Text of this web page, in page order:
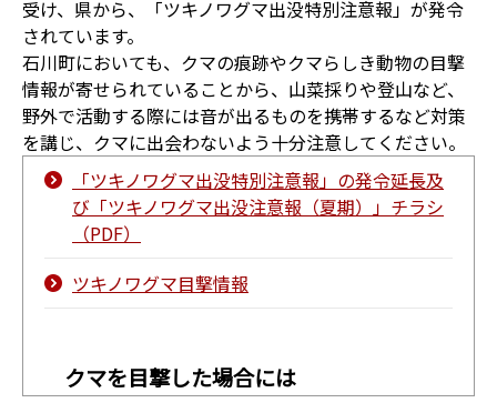
受け、県から、「ツキノワグマ出没特別注意報」が発令
されています。
石川町においても、クマの痕跡やクマらしき動物の目撃
情報が寄せられていることから、山菜採りや登山など、
野外で活動する際には音が出るものを携帯するなど対策
を講じ、クマに出会わないよう十分注意してください。
「ツキノワグマ出没特別注意報」の発令延長及
び「ツキノワグマ出没注意報（夏期）」チラシ
（PDF）
ツキノワグマ目撃情報
クマを目撃した場合には